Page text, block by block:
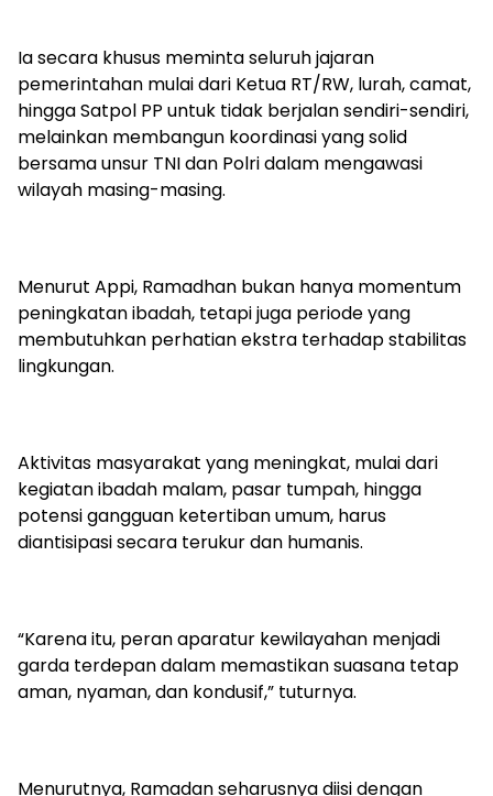
Ia secara khusus meminta seluruh jajaran
pemerintahan mulai dari Ketua RT/RW, lurah, camat,
hingga Satpol PP untuk tidak berjalan sendiri-sendiri,
melainkan membangun koordinasi yang solid
bersama unsur TNI dan Polri dalam mengawasi
wilayah masing-masing.
Menurut Appi, Ramadhan bukan hanya momentum
peningkatan ibadah, tetapi juga periode yang
membutuhkan perhatian ekstra terhadap stabilitas
lingkungan.
Aktivitas masyarakat yang meningkat, mulai dari
kegiatan ibadah malam, pasar tumpah, hingga
potensi gangguan ketertiban umum, harus
diantisipasi secara terukur dan humanis.
“Karena itu, peran aparatur kewilayahan menjadi
garda terdepan dalam memastikan suasana tetap
aman, nyaman, dan kondusif,” tuturnya.
Menurutnya, Ramadan seharusnya diisi dengan